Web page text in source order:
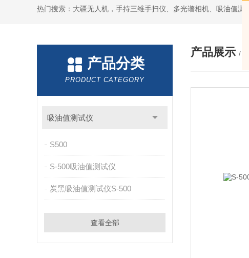
热门搜索：大疆无人机，手持三维手扫仪、多光谱相机、吸油值
产品分类
PRODUCT CATEGORY
吸油值测试仪
S500
S-500吸油值测试仪
炭黑吸油值测试仪S-500
查看全部
产品展示 /